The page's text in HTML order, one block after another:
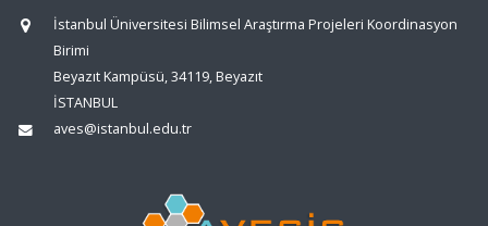
İstanbul Üniversitesi Bilimsel Araştırma Projeleri Koordinasyon
Birimi
Beyazıt Kampüsü, 34119, Beyazıt
İSTANBUL
aves@istanbul.edu.tr